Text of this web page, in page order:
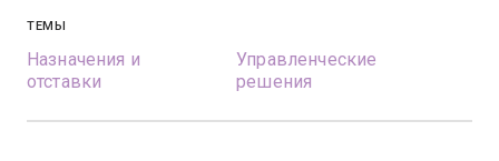
ТЕМЫ
Назначения и
отставки
Управленческие
решения